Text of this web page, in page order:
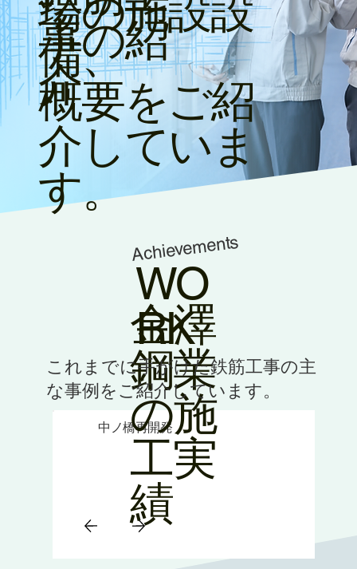
中ノ橋再開発
Achievements
WO
RK
金澤
鋼業
の​施
工実
績
これまでに手がけた鉄筋工事の主
な事例をご紹介しています。
事の紹
介
場の施設設
備、
概要をご紹
介していま
す。